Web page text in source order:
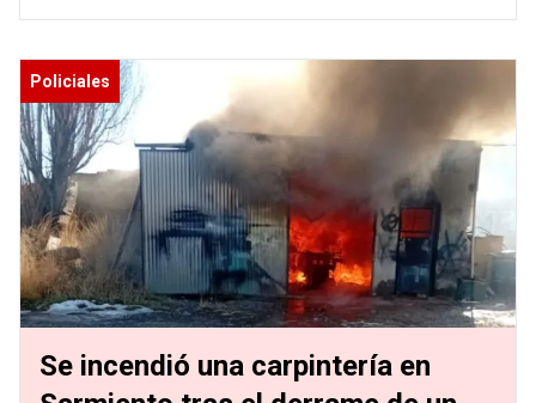
Policiales
Se incendió una carpintería en